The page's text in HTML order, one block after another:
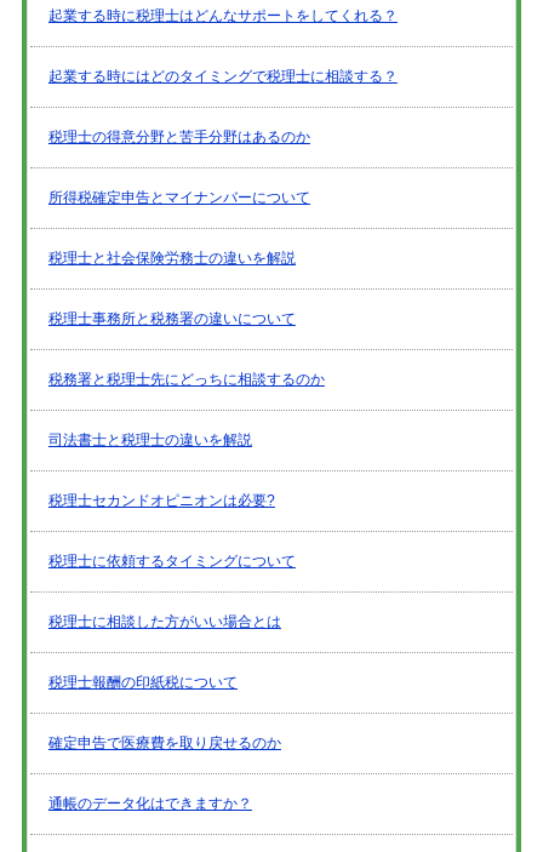
起業する時に税理士はどんなサポートをしてくれる？
起業する時にはどのタイミングで税理士に相談する？
税理士の得意分野と苦手分野はあるのか
所得税確定申告とマイナンバーについて
税理士と社会保険労務士の違いを解説
税理士事務所と税務署の違いについて
税務署と税理士先にどっちに相談するのか
司法書士と税理士の違いを解説
税理士セカンドオピニオンは必要?
税理士に依頼するタイミングについて
税理士に相談した方がいい場合とは
税理士報酬の印紙税について
確定申告で医療費を取り戻せるのか
通帳のデータ化はできますか？